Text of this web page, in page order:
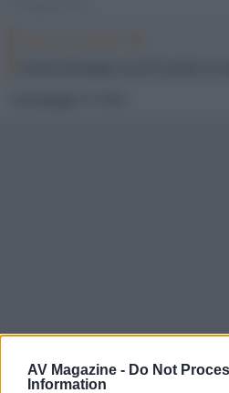
AV Magazine - Do Not
Information